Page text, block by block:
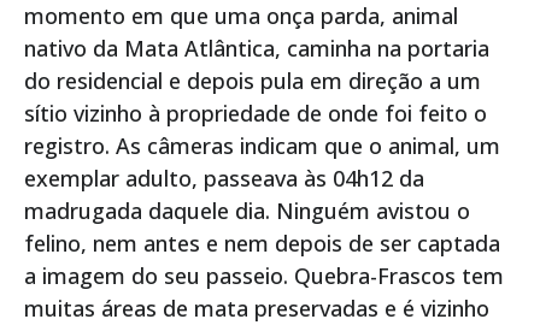
momento em que uma onça parda, animal
nativo da Mata Atlântica, caminha na portaria
do residencial e depois pula em direção a um
sítio vizinho à propriedade de onde foi feito o
registro. As câmeras indicam que o animal, um
exemplar adulto, passeava às 04h12 da
madrugada daquele dia. Ninguém avistou o
felino, nem antes e nem depois de ser captada
a imagem do seu passeio. Quebra-Frascos tem
muitas áreas de mata preservadas e é vizinho